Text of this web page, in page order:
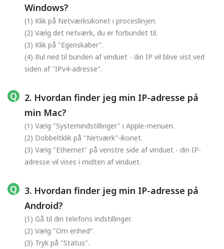
Windows?
(1) Klik på Netværksikonet i proceslinjen.
(2) Vælg det netværk, du er forbundet til.
(3) Klik på "Egenskaber".
(4) Rul ned til bunden af vinduet - din IP vil blive vist ved
siden af "IPv4-adresse".
2. Hvordan finder jeg min IP-adresse på
min Mac?
(1) Vælg "Systemindstillinger" i Apple-menuen.
(2) Dobbeltklik på "Netværk"-ikonet.
(3) Vælg "Ethernet" på venstre side af vinduet - din IP-
adresse vil vises i midten af vinduet.
3. Hvordan finder jeg min IP-adresse på
Android?
(1) Gå til din telefons indstillinger.
(2) Vælg "Om enhed".
(3) Tryk på "Status".